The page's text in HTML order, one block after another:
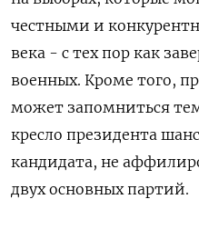
честными и
века - с тех пор как
военных. Кроме того,
может запомниться
кресло президента
кандидата, не
двух основных партий.